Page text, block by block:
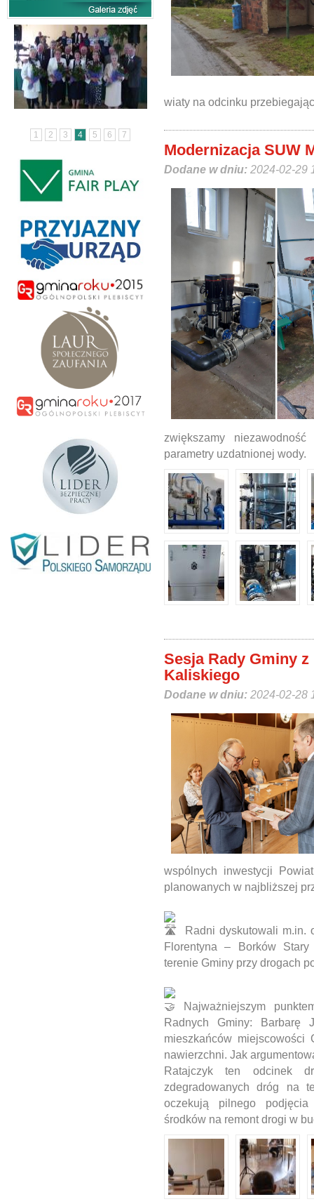
1 2 3 4 5 6 7
wiaty na odcinku
Modernizacja SUW
Dodane w dniu: 2024-02-29
zwiększamy
parametry uzdatnionej wody.
Sesja Rady Gminy
Kaliskiego
Dodane w dniu: 2024-02-28
wspólnych inwestycji
planowanych w najbliższej
Radni dyskutowali m.in.
Florentyna – Borków
terenie Gminy przy drogach
Najważniejszym
Radnych Gminy: Barbarę
mieszkańców miejscowości
nawierzchni. Jak
Ratajczyk ten odcinek
zdegradowanych dróg na
oczekują pilnego
środków na remont drogi w